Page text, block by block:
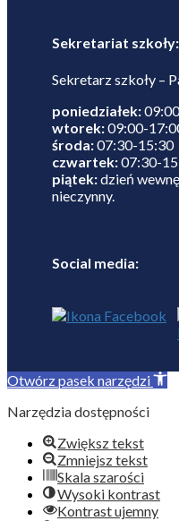
Sekretariat szkoły:
Sekretarz szkoły –
poniedziałek:
wtorek:09:00-
środa:07:30-15:30
czwartek:07:30-
piątek:dzień
nieczynny.
Social media:
Otwórz pasek narzędzi
Narzędzia dostępności
Zwiększ tekst
Zmniejsz tekst
Skala szarości
Wysoki kontrast
Kontrast ujemny